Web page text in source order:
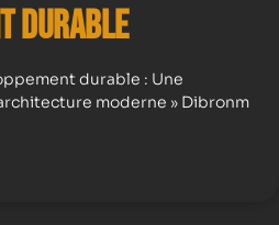
Durable
durable : Une
moderne » Dibronm